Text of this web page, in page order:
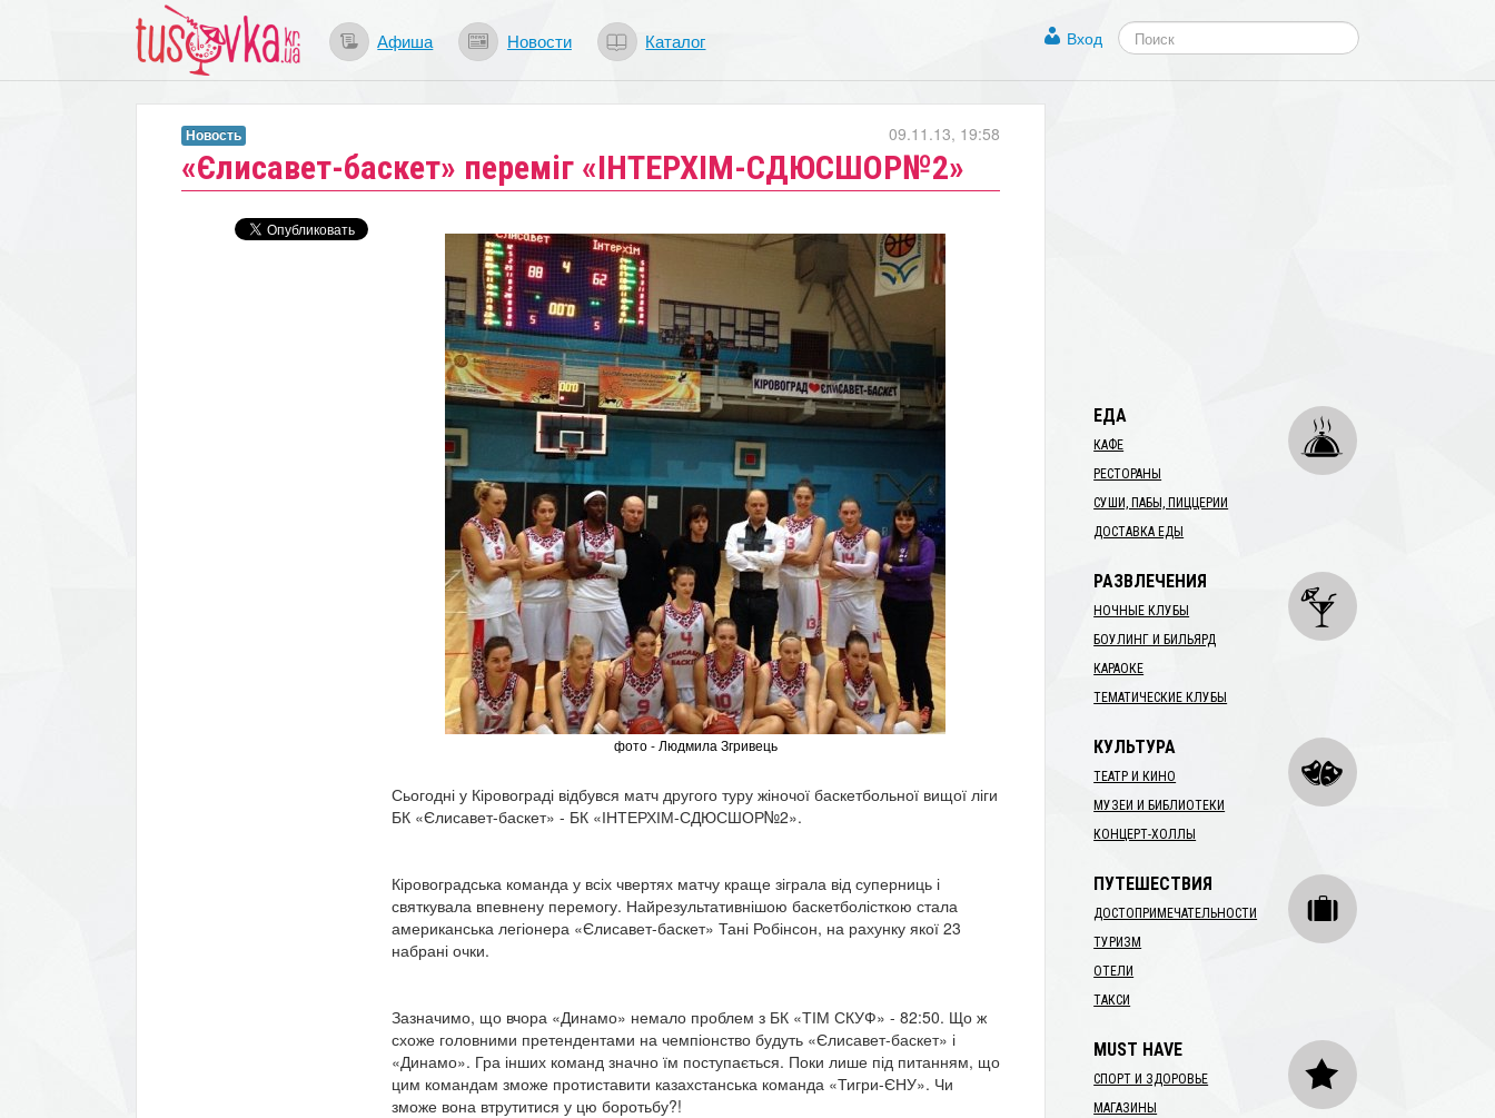
Афиша Новости Каталог Вход
«Єлисавет-баскет» переміг «ІНТЕРХІМ-СДЮСШОР№2»
09.11.13, 19:58
Новость
фото - Людмила Згривець
Сьогодні у Кіровограді відбувся матч другого туру жіночої баскетбольної вищої ліги
БК «Єлисавет-баскет» - БК «ІНТЕРХІМ-СДЮСШОР№2».
Кіровоградська команда у всіх чвертях матчу краще зіграла від суперниць і
святкувала впевнену перемогу. Найрезультативнішою баскетболісткою стала
американська легіонера «Єлисавет-баскет» Тані Робінсон, на рахунку якої 23
набрані очки.
Зазначимо, що вчора «Динамо» немало проблем з БК «ТІМ СКУФ» - 82:50. Що ж
схоже головними претендентами на чемпіонство будуть «Єлисавет-баскет» і
«Динамо». Гра інших команд значно їм поступається. Поки лише під питанням, що
цим командам зможе протиставити казахстанська команда «Тигри-ЄНУ». Чи
зможе вона втрутитися у цю боротьбу?!
ЕДА
КАФЕ
РЕСТОРАНЫ
СУШИ, ПАБЫ, ПИЦЦЕРИИ
ДОСТАВКА ЕДЫ
РАЗВЛЕЧЕНИЯ
НОЧНЫЕ КЛУБЫ
БОУЛИНГ И БИЛЬЯРД
КАРАОКЕ
ТЕМАТИЧЕСКИЕ КЛУБЫ
КУЛЬТУРА
ТЕАТР И КИНО
МУЗЕИ И БИБЛИОТЕКИ
КОНЦЕРТ-ХОЛЛЫ
ПУТЕШЕСТВИЯ
ДОСТОПРИМЕЧАТЕЛЬНОСТИ
ТУРИЗМ
ОТЕЛИ
ТАКСИ
MUST HAVE
СПОРТ И ЗДОРОВЬЕ
МАГАЗИНЫ